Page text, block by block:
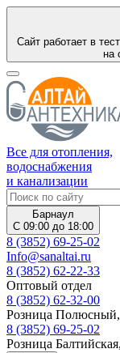
Сайт работает в
на
Все для отопления,
водоснабжения
и канализации
Барнаул
С 09:00 до 18:00
8 (3852) 69-25-02
Info@sanaltai.ru
8 (3852) 62-22-33
Оптовый отдел
8 (3852) 62-32-00
Розница Полюсный,
8 (3852) 69-25-02
Розница